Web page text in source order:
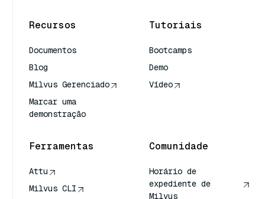
Recursos
Documentos
Blog
Milvus Gerenciado
Marcar uma
demonstração
Tutoriais
Bootcamps
Demo
Vídeo
Ferramentas
Attu
Milvus CLI
Comunidade
Horário de
expediente de
Milvus